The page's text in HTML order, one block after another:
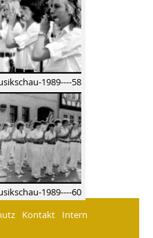
1989----58
1989----60
Kontakt Intern